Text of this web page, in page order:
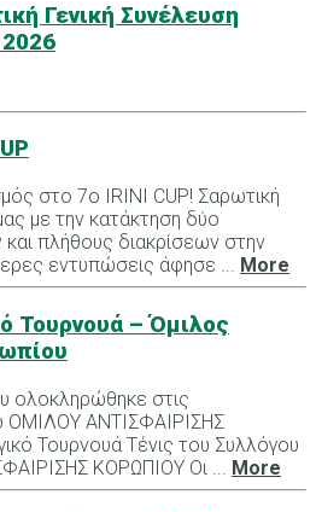
Γενική Συνέλευση
στο 7ο IRINI CUP! Σαρωτική
με την κατάκτηση δύο
πλήθους διακρίσεων στην
εντυπώσεις άφησε ... More
Τουρνουά – Όμιλος
ολοκληρώθηκε στις
ΟΜΙΛΟΥ ΑΝΤΙΣΦΑΙΡΙΣΗΣ
Τουρνουά Τένις του Συλλόγου
ΚΟΡΩΠΙΟΥ Οι ... More